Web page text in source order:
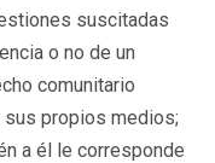
suscitadas
o no de un
comunitario
sus propios medios;
a él le corresponde